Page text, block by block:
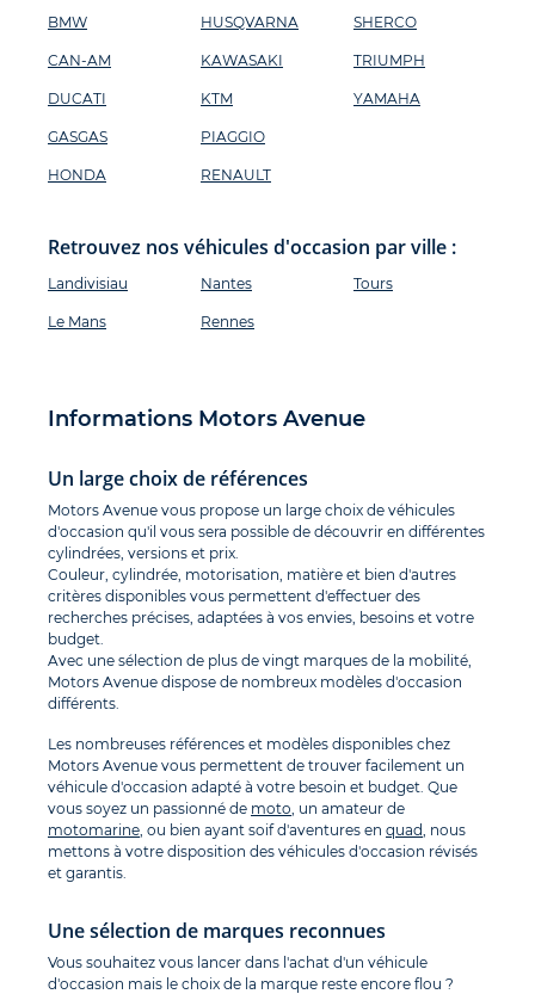
BMW
CAN-AM
DUCATI
GASGAS
HONDA
HUSQVARNA
KAWASAKI
KTM
PIAGGIO
RENAULT
SHERCO
TRIUMPH
YAMAHA
Retrouvez nos véhicules d'occasion par ville :
Landivisiau
Le Mans
Nantes
Rennes
Tours
Informations Motors Avenue
Un large choix de références
Motors Avenue vous propose un large choix de véhicules
d'occasion qu'il vous sera possible de découvrir en différentes
cylindrées, versions et prix.
Couleur, cylindrée, motorisation, matière et bien d'autres
critères disponibles vous permettent d'effectuer des
recherches précises, adaptées à vos envies, besoins et votre
budget.
Avec une sélection de plus de vingt marques de la mobilité,
Motors Avenue dispose de nombreux modèles d'occasion
différents.
Les nombreuses références et modèles disponibles chez
Motors Avenue vous permettent de trouver facilement un
véhicule d'occasion adapté à votre besoin et budget. Que
vous soyez un passionné de moto , un amateur de
motomarine , ou bien ayant soif d'aventures en quad , nous
mettons à votre disposition des véhicules d'occasion révisés
et garantis.
Une sélection de marques reconnues
Vous souhaitez vous lancer dans l'achat d'un véhicule
d'occasion mais le choix de la marque reste encore flou ?